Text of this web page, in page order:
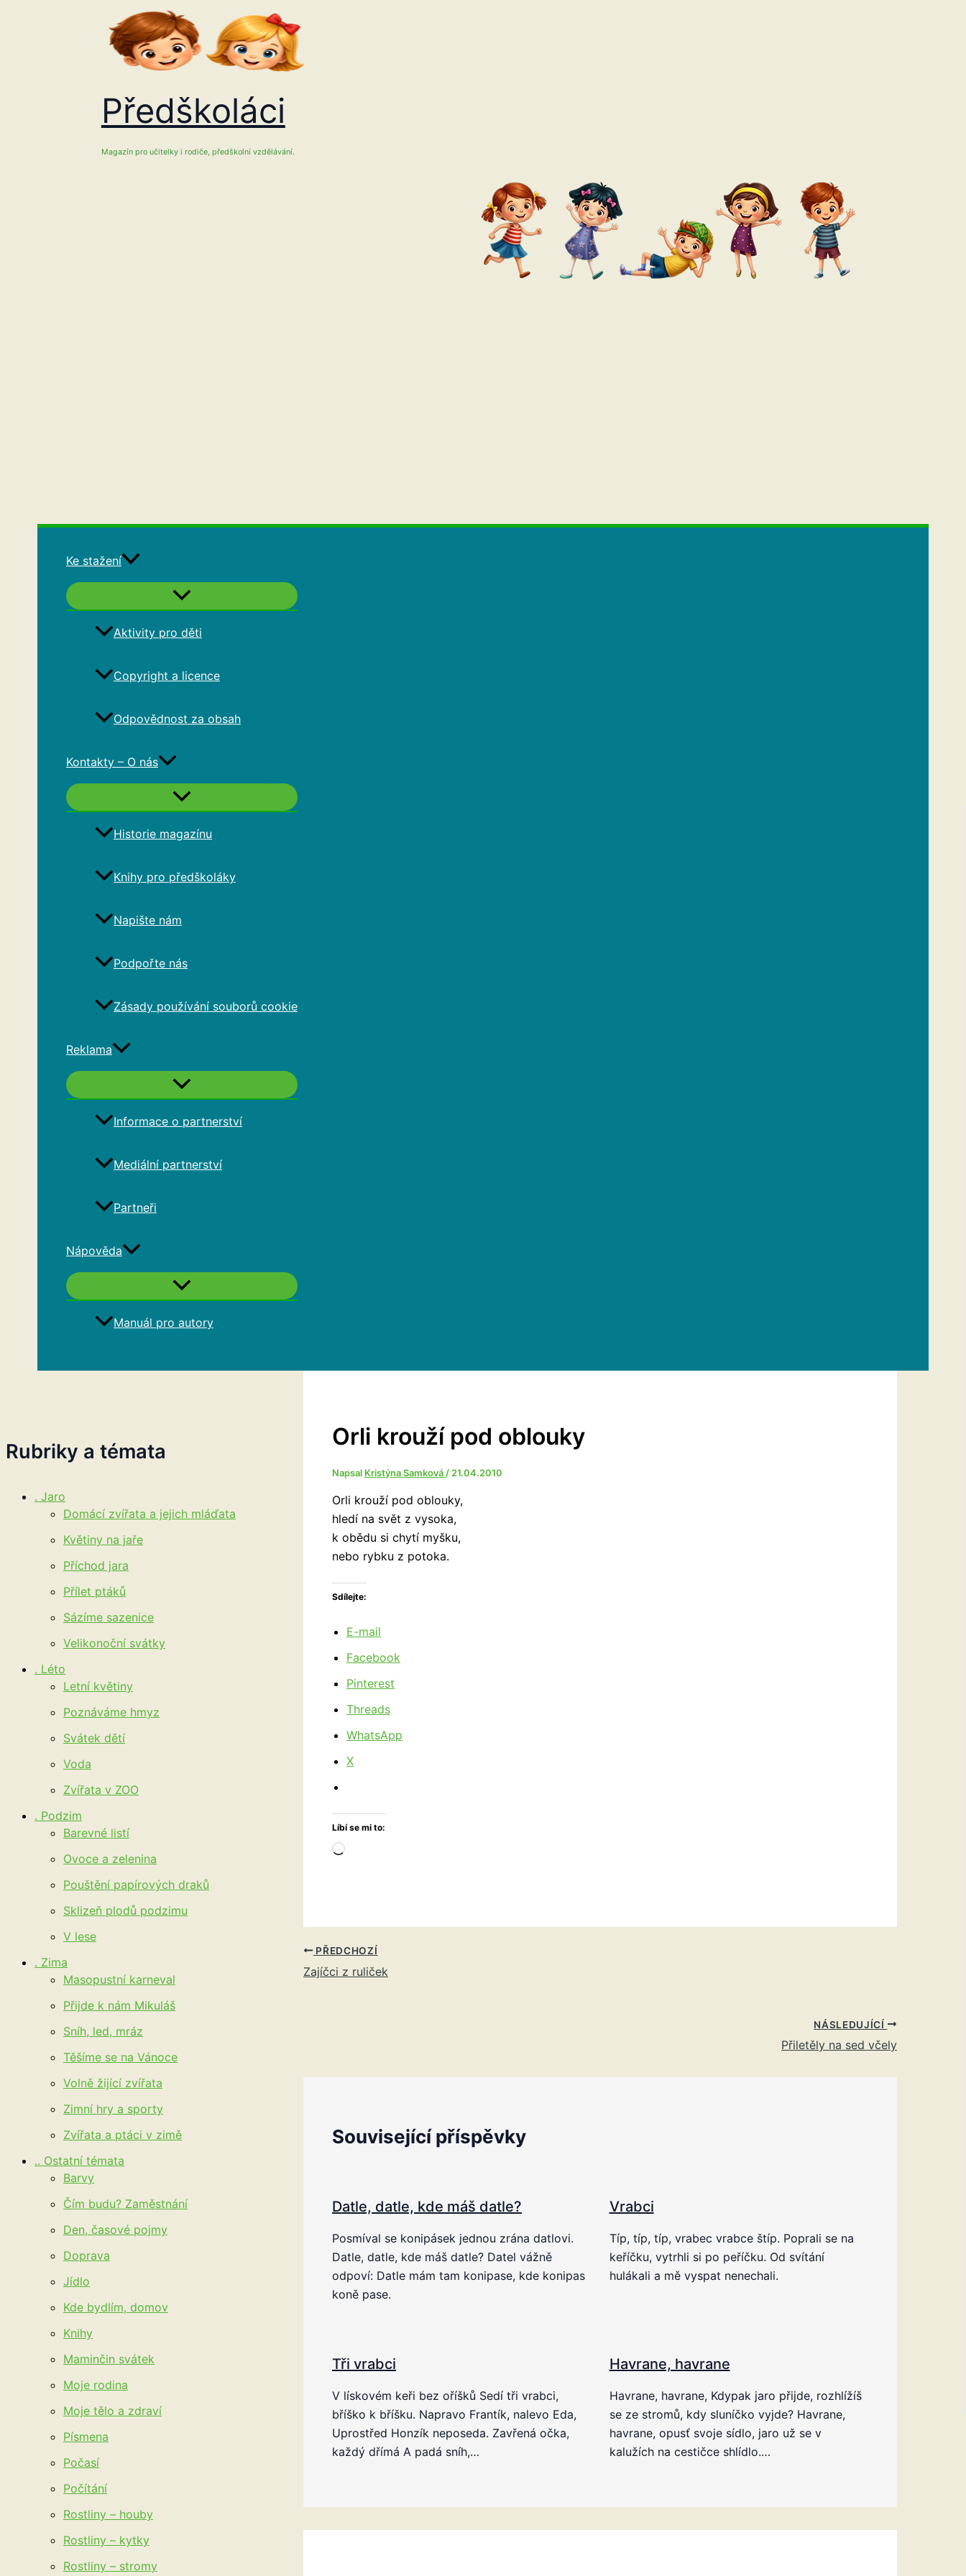
Předškoláci
Magazín pro učitelky i rodiče, předškolní vzdělávání.
Ke stažení
Aktivity pro děti
Copyright a licence
Odpovědnost za obsah
Kontakty – O nás
Historie magazínu
Knihy pro předškoláky
Napište nám
Podpořte nás
Zásady používání souborů cookie
Reklama
Informace o partnerství
Mediální partnerství
Partneři
Nápověda
Manuál pro autory
Rubriky a témata
. Jaro
Domácí zvířata a jejich mláďata
Květiny na jaře
Příchod jara
Přílet ptáků
Sázíme sazenice
Velikonoční svátky
. Léto
Letní květiny
Poznáváme hmyz
Svátek dětí
Voda
Zvířata v ZOO
. Podzim
Barevné listí
Ovoce a zelenina
Pouštění papírových draků
Sklizeň plodů podzimu
V lese
. Zima
Masopustní karneval
Přijde k nám Mikuláš
Sníh, led, mráz
Těšíme se na Vánoce
Volně žijící zvířata
Zimní hry a sporty
Zvířata a ptáci v zimě
.. Ostatní témata
Barvy
Čím budu? Zaměstnání
Den, časové pojmy
Doprava
Jídlo
Kde bydlím, domov
Knihy
Maminčin svátek
Moje rodina
Moje tělo a zdraví
Písmena
Počasí
Počítání
Rostliny – houby
Rostliny – kytky
Rostliny – stromy
Orli krouží pod oblouky
Napsal Kristýna Samková / 21.04.2010
Orli krouží pod oblouky,
hledí na svět z vysoka,
k obědu si chytí myšku,
nebo rybku z potoka.
Sdílejte:
E-mail
Facebook
Pinterest
Threads
WhatsApp
X
Líbí se mi to:
Načítání…
PŘEDCHOZÍ
Zajíčci z ruliček
NÁSLEDUJÍCÍ
Přiletěly na sed včely
Související příspěvky
Datle, datle, kde máš datle?
Posmíval se konipásek jednou zrána datlovi.
Datle, datle, kde máš datle? Datel vážně
odpoví: Datle mám tam konipase, kde konipas
koně pase.
Vrabci
Típ, típ, típ, vrabec vrabce štíp. Poprali se na
keříčku, vytrhli si po peříčku. Od svítání
hulákali a mě vyspat nenechali.
Tři vrabci
V lískovém keři bez oříšků Sedí tři vrabci,
bříško k bříšku. Napravo Frantík, nalevo Eda,
Uprostřed Honzík neposeda. Zavřená očka,
každý dřímá A padá sníh,…
Havrane, havrane
Havrane, havrane, Kdypak jaro přijde, rozhlížíš
se ze stromů, kdy sluníčko vyjde? Havrane,
havrane, opusť svoje sídlo, jaro už se v
kalužích na cestičce shlídlo.…